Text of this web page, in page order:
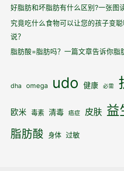
好脂肪和坏脂肪有什么区别?一张图
究竟吃什么食物可以让您的孩子变
说？
脂肪酸=脂肪吗？一篇文章告诉你脂
dha omega udo 健康 必需
欧米 毒素 清毒 癌症 皮肤 益
脂肪酸 身体 过敏